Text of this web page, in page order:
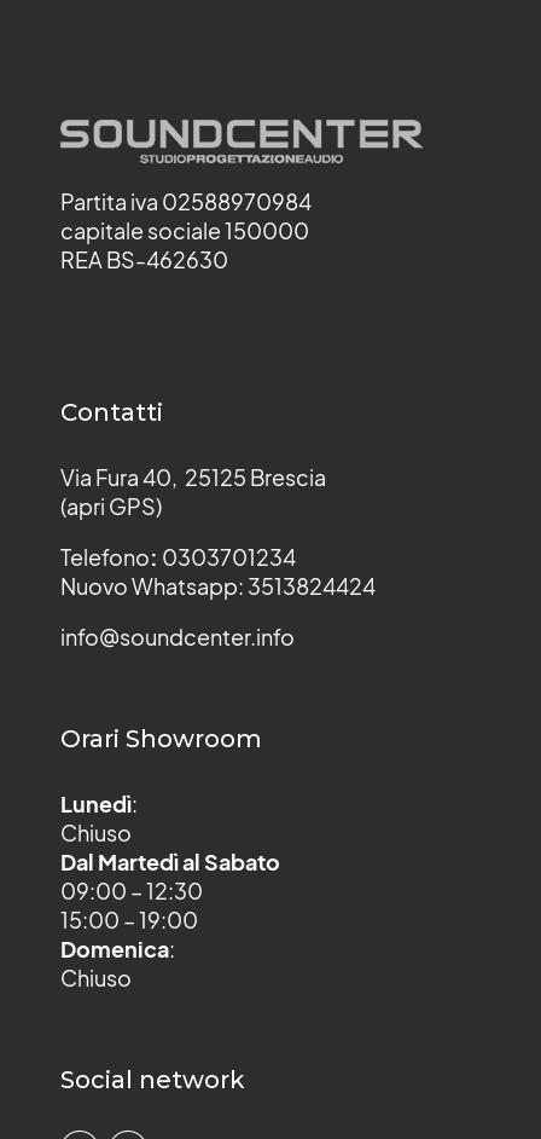
Partita iva 02588970984
capitale sociale 150000
REA BS-462630
Contatti
Via Fura 40, 25125 Brescia
(apri GPS)
Telefono: 0303701234
Nuovo Whatsapp: 3513824424
info@soundcenter.info
Orari Showroom
Lunedì:
Chiuso
Dal Martedì al Sabato
09:00 – 12:30
15:00 – 19:00
Domenica:
Chiuso
Social network